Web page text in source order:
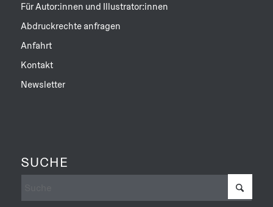
Für Autor:innen und Illustrator:innen
Abdruckrechte anfragen
Anfahrt
Kontakt
Newsletter
SUCHE